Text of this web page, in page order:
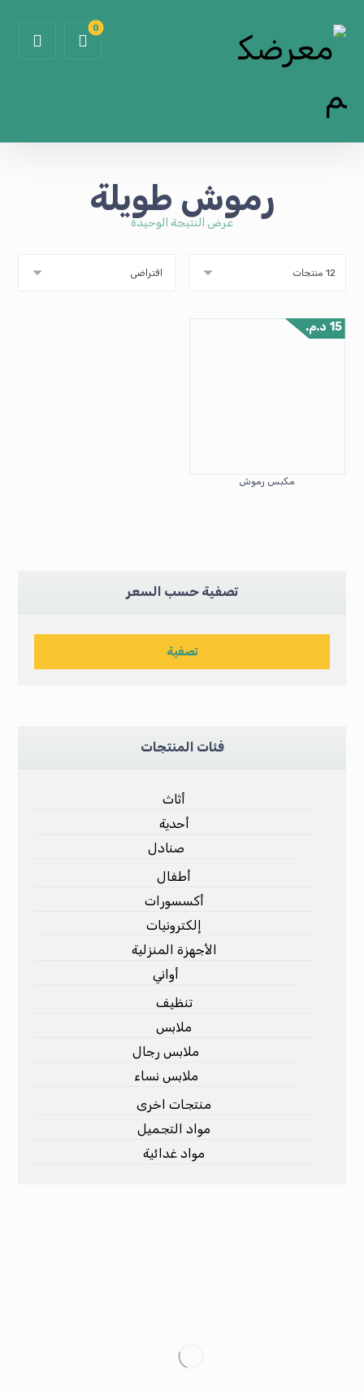
رموش طويلة
عرض النتيجة الوحيدة
مكبس رموش
15 د.م.
تصفية حسب السعر
تصفية
فئات المنتجات
أثاث
أحدية
صنادل
أطفال
أكسسورات
إلكترونيات
الأجهزة المنزلية
أواني
تنظيف
ملابس
ملابس رجال
ملابس نساء
منتجات اخرى
مواد التجميل
مواد غدائية